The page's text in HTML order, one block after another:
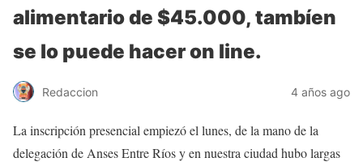
alimentario de $45.000, tambíen
se lo puede hacer on line.
Redaccion 4 años ago
La inscripción presencial empiezó el lunes, de la mano de la
delegación de Anses Entre Ríos y en nuestra ciudad hubo largas